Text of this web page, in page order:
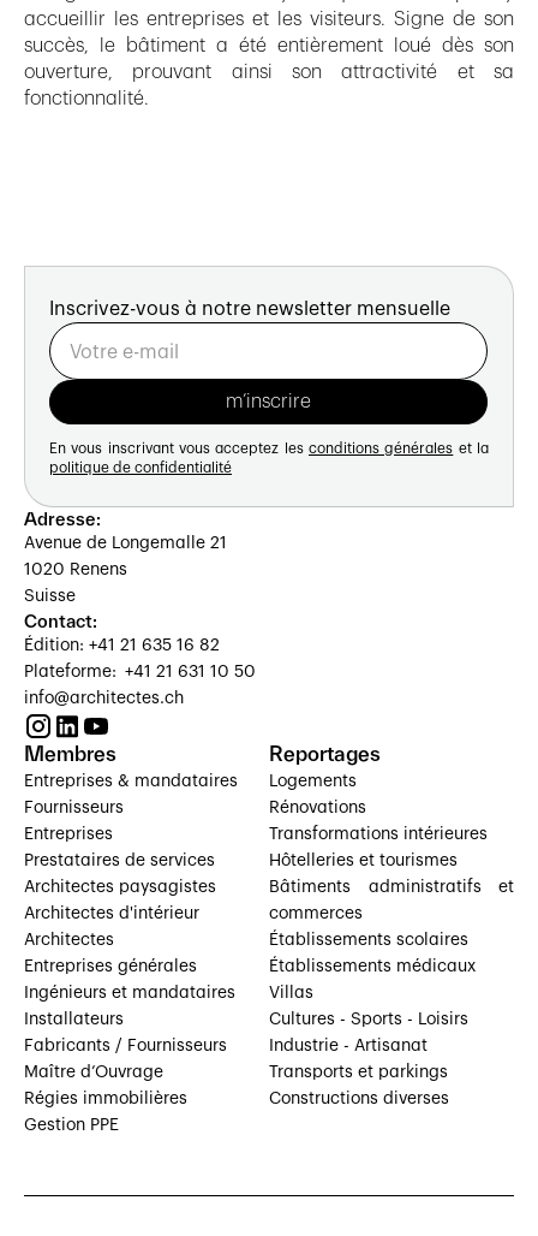
accueillir les entreprises et les visiteurs. Signe de son
succès, le bâtiment a été entièrement loué dès son
ouverture, prouvant ainsi son attractivité et sa
fonctionnalité.
Inscrivez-vous à notre newsletter mensuelle
En vous inscrivant vous acceptez les conditions générales et la
politique de confidentialité
Adresse:
Avenue de Longemalle 21
1020 Renens
Suisse
Contact:
Édition: +41 21 635 16 82
Plateforme: +41 21 631 10 50
info@architectes.ch
Membres
Entreprises & mandataires
Fournisseurs
Entreprises
Prestataires de services
Architectes paysagistes
Architectes d'intérieur
Architectes
Entreprises générales
Ingénieurs et mandataires
Installateurs
Fabricants / Fournisseurs
Maître d’Ouvrage
Régies immobilières
Gestion PPE
Reportages
Logements
Rénovations
Transformations intérieures
Hôtelleries et tourismes
Bâtiments administratifs et
commerces
Établissements scolaires
Établissements médicaux
Villas
Cultures - Sports - Loisirs
Industrie - Artisanat
Transports et parkings
Constructions diverses